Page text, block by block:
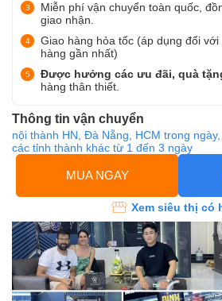
Miễn phí vận chuyển toàn quốc,
giao nhận.
Giao hàng hỏa tốc (áp dụng đối
hàng gần nhất)
Được hưởng các ưu đãi, quà
hàng thân thiết.
Thông tin vận chuyển
nội thành HN, Đà Nẵng, HCM trong ngày,
các tỉnh thành khác từ 1 đến 3 ngày
MUA NGAY
Xem siêu thị có